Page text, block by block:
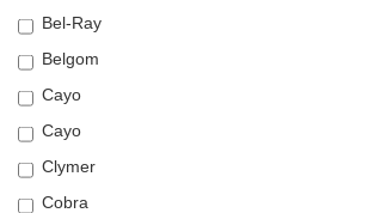
Bel-Ray
Belgom
Cayo
Cayo
Clymer
Cobra